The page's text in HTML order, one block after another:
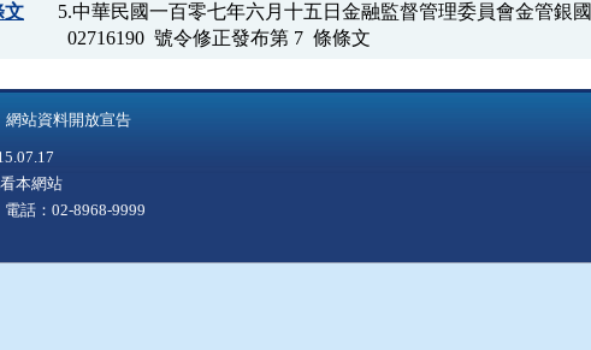
文
5.中華民國一百零七年六月十五日金融監督管理委員會金管銀
  02716190  號令修正發布第 7  條條文
網站資料開放宣告
本網站
話：02-8968-9999